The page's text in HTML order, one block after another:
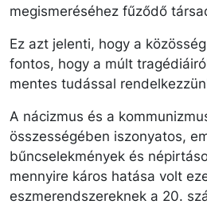
megismeréséhez fűződő
Ez azt jelenti, hogy a
fontos, hogy a múlt
mentes tudással
A nácizmus és a
összességében iszonyatos,
bűncselekmények és
mennyire káros hatása volt
eszmerendszereknek a 20.